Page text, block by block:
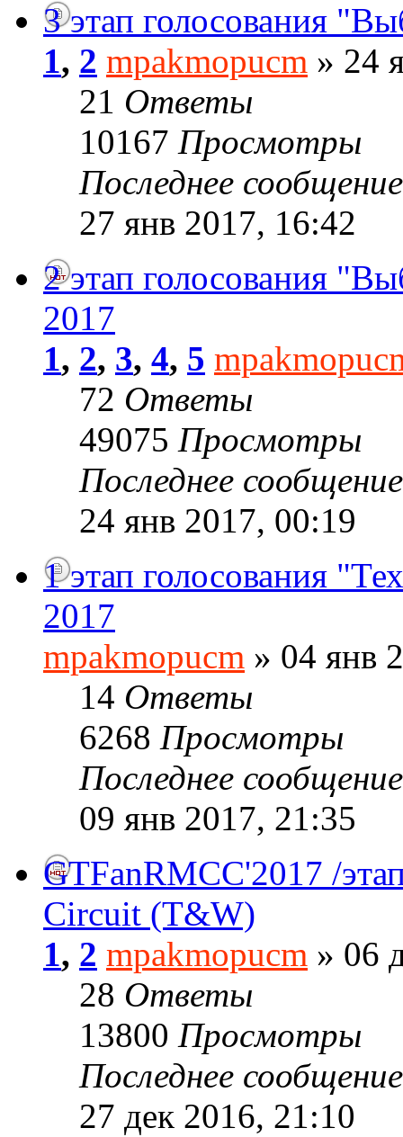
3 этап голосования
1, 2 mpakmopucm » 24
21 Ответы
10167 Просмотры
Последнее
27 янв 2017, 16:42
2 этап голосования
2017
1, 2, 3, 4, 5
72 Ответы
49075 Просмотры
Последнее
24 янв 2017, 00:19
1 этап голосования
2017
mpakmopucm » 04 янв
14 Ответы
6268 Просмотры
Последнее
09 янв 2017, 21:35
GTFanRMCC'2017 /
Circuit (T&W)
1, 2 mpakmopucm » 06
28 Ответы
13800 Просмотры
Последнее
27 дек 2016, 21:10